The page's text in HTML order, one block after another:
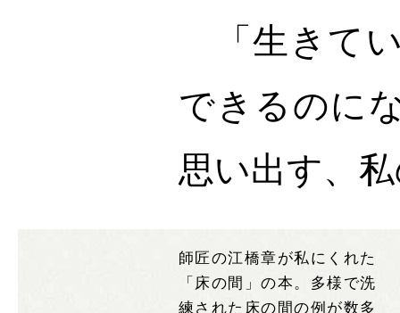
「生きて
できるのに
思い出す、
師匠の江橋章が私にくれた
「床の間」の本。多様で洗
練された床の間の例が数多